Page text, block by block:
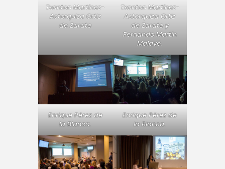
Txanton Martínez-
Astorquiza Ortiz
de Zarate
Txanton Martínez-
Astorquiza Ortiz
de Zarate y
Fernando Martín
Malavé.
Enrique Pérez de
la Blanca.
Enrique Pérez de
la Blanca.